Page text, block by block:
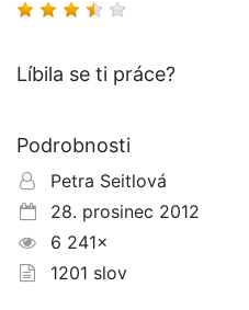
Líbila se ti práce?
Podrobnosti
Petra Seitlová
28. prosinec 2012
6 241×
1201 slov